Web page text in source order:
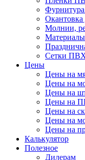
Окантовка
Молнии,
Сетки
Цены
Цены на
Цены на
Цены на
Цены на
Цены на
Цены на
Цены на
Калькулятор
Полезное
Дилерам